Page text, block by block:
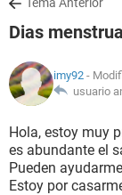
NUTRICIÓN
BIENESTAR
SEXUALIDAD
Dias
imy92 -
usuario
Hola, estoy muy
es abundante el
Pueden
Estoy por